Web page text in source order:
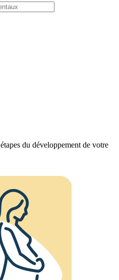
du développement de votre